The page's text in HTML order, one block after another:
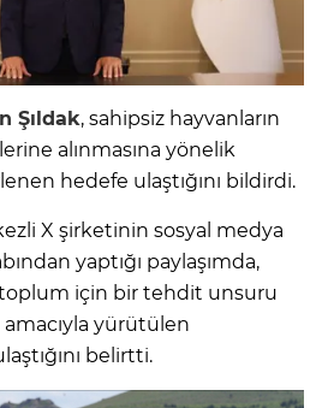
Şıldak, sahipsiz hayvanların
alınmasına yönelik
hedefe ulaştığını bildirdi.
X şirketinin sosyal medya
yaptığı paylaşımda,
toplum için bir tehdit unsuru
amacıyla yürütülen
belirtti.